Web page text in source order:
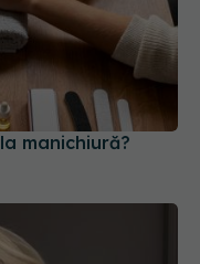
manichiură?